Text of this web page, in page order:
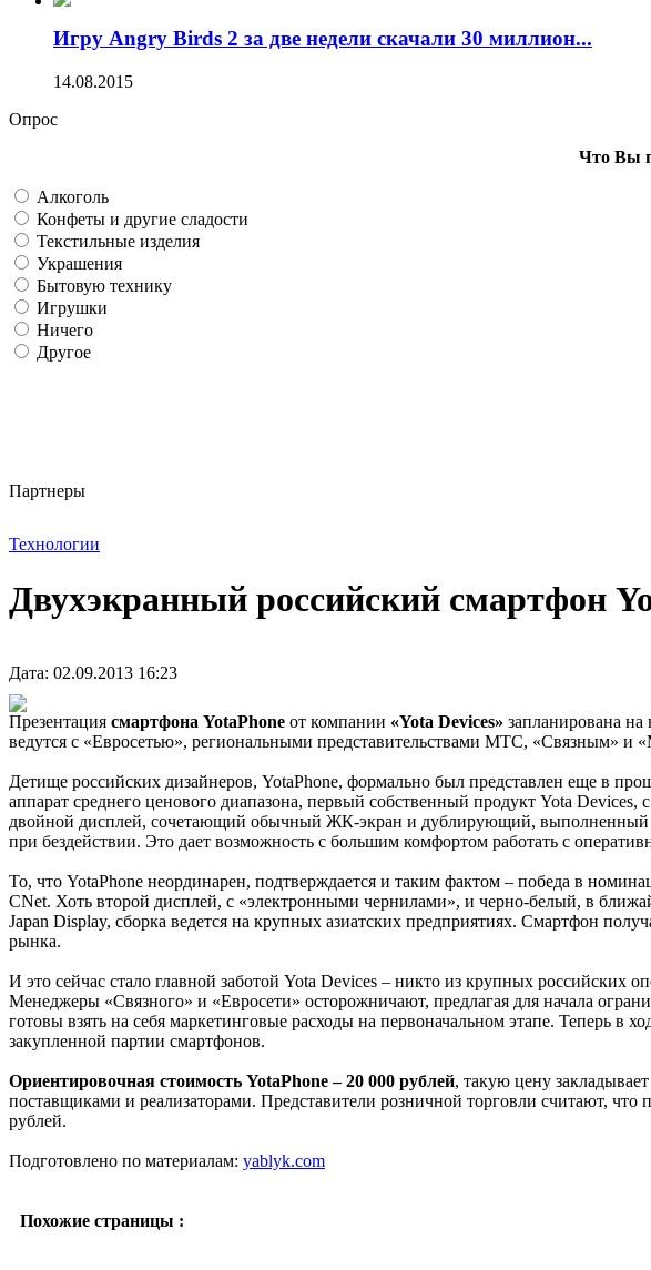
Игру Angry Birds 2 за две недели скачали 30 миллион...
14.08.2015
Опрос
Что Вы
Алкоголь
Конфеты и другие сладости
Текстильные изделия
Украшения
Бытовую технику
Игрушки
Ничего
Другое
Партнеры
Технологии
Двухэкранный российский смартфон
Дата: 02.09.2013 16:23
Презентация смартфона YotaPhone от компании «Yota Devices» запланирована
ведутся с «Евросетью», региональными представительствами МТС, «Связным» и
Детище российских дизайнеров, YotaPhone, формально был представлен еще в
аппарат среднего ценового диапазона, первый собственный продукт Yota
двойной дисплей, сочетающий обычный ЖК-экран и дублирующий,
при бездействии. Это дает возможность с большим комфортом работать с
То, что YotaPhone неординарен, подтверждается и таким фактом – победа в
CNet. Хоть второй дисплей, с «электронными чернилами», и черно-белый, в
Japan Display, сборка ведется на крупных азиатских предприятиях. Смартфон
рынка.
И это сейчас стало главной заботой Yota Devices – никто из крупных российских
Менеджеры «Связного» и «Евросети» осторожничают, предлагая для начала
готовы взять на себя маркетинговые расходы на первоначальном этапе. Теперь в
закупленной партии смартфонов.
Ориентировочная стоимость YotaPhone – 20 000 рублей, такую цену
поставщиками и реализаторами. Представители розничной торговли считают,
рублей.
Подготовлено по материалам: yablyk.com
Похожие страницы :